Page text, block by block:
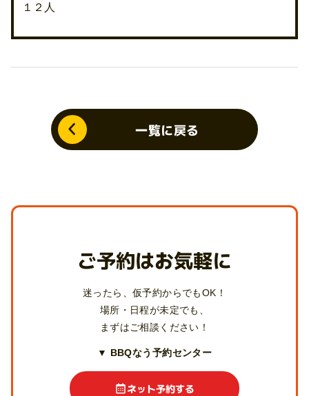
１２人
一覧に戻る
ご予約はお気軽に
迷ったら、仮予約からでもOK！
場所・日程が未定でも、
まずはご相談ください！
▼ BBQなう予約センター
ネット予約する